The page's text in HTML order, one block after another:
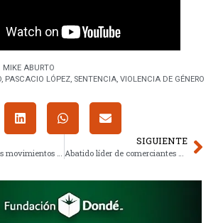
MIKE ABURTO
, PASCACIO LÓPEZ, SENTENCIA, VIOLENCIA DE GÉNERO
Rastrean últimos movimientos de pareja desaparecida en Tlalpan, CDMX
SIGUIENTE
Abatido líder de comerciantes en Puebla: Escalada de violencia